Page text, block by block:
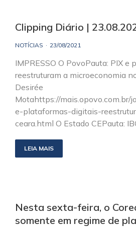
Clipping Diário |
NOTÍCIAS 23/08/2021
IMPRESSO O PovoPauta: PIX e
reestruturam a microeconomia
Desirée
Motahttps://
e-plataformas-digitais-
ceara.html O Estado CEPauta:
LEIA MAIS
Nesta sexta-feira, o
somente em regime de